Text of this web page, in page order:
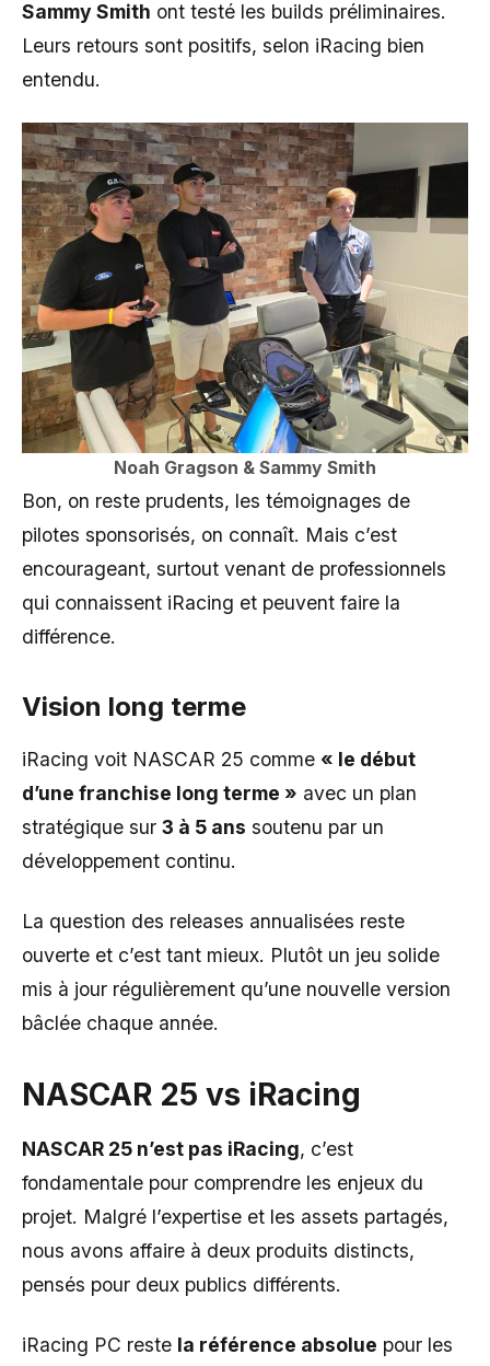
Sammy Smith ont testé les builds préliminaires.
Leurs retours sont positifs, selon iRacing bien
entendu.
Noah Gragson & Sammy Smith
Bon, on reste prudents, les témoignages de
pilotes sponsorisés, on connaît. Mais c’est
encourageant, surtout venant de professionnels
qui connaissent iRacing et peuvent faire la
différence.
Vision long terme
iRacing voit NASCAR 25 comme « le début
d’une franchise long terme » avec un plan
stratégique sur 3 à 5 ans soutenu par un
développement continu.
La question des releases annualisées reste
ouverte et c’est tant mieux. Plutôt un jeu solide
mis à jour régulièrement qu’une nouvelle version
bâclée chaque année.
NASCAR 25 vs iRacing
NASCAR 25 n’est pas iRacing, c’est
fondamentale pour comprendre les enjeux du
projet. Malgré l’expertise et les assets partagés,
nous avons affaire à deux produits distincts,
pensés pour deux publics différents.
iRacing PC reste la référence absolue pour les